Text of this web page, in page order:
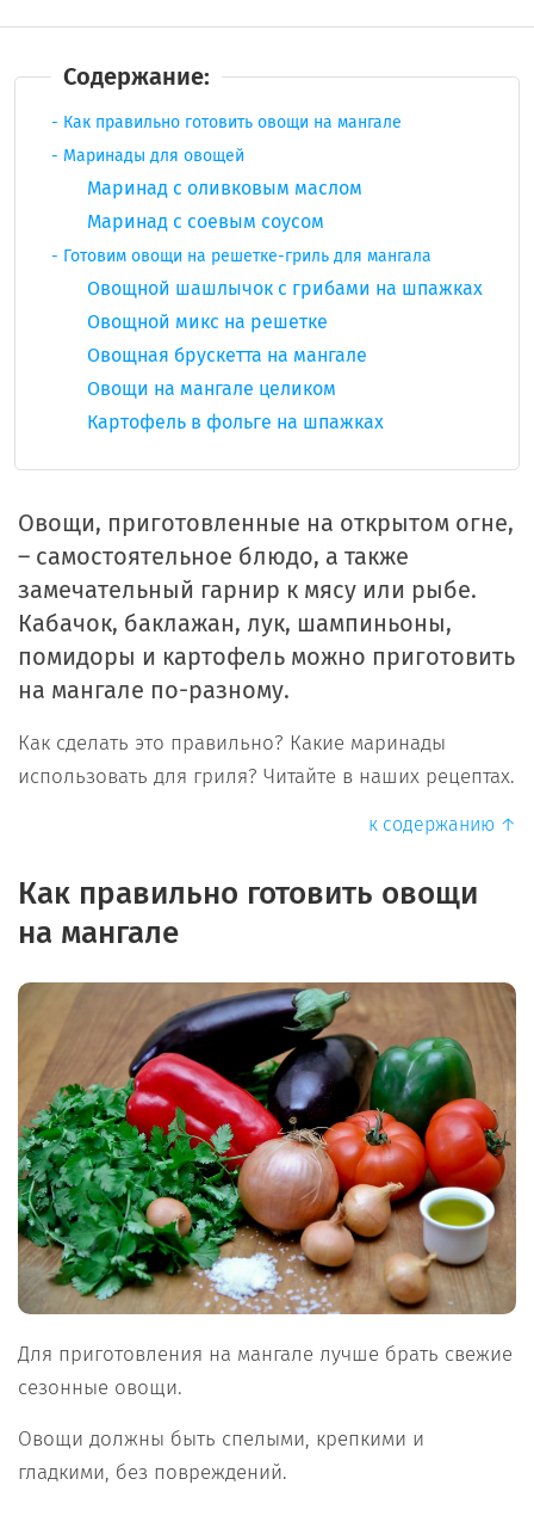
Содержание:
Как правильно готовить овощи на мангале
Маринады для овощей
Маринад с оливковым маслом
Маринад с соевым соусом
Готовим овощи на решетке-гриль для мангала
Овощной шашлычок с грибами на шпажках
Овощной микс на решетке
Овощная брускетта на мангале
Овощи на мангале целиком
Картофель в фольге на шпажках
Овощи, приготовленные на открытом огне,
– самостоятельное блюдо, а также
замечательный гарнир к мясу или рыбе.
Кабачок, баклажан, лук, шампиньоны,
помидоры и картофель можно приготовить
на мангале по-разному.
Как сделать это правильно? Какие маринады
использовать для гриля? Читайте в наших рецептах.
к содержанию ↑
Как правильно готовить овощи
на мангале
Для приготовления на мангале лучше брать свежие
сезонные овощи.
Овощи должны быть спелыми, крепкими и
гладкими, без повреждений.